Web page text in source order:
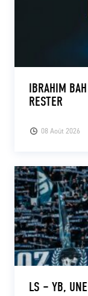
08 Août 2026
IBRAHIM
RESTER
LS – YB,